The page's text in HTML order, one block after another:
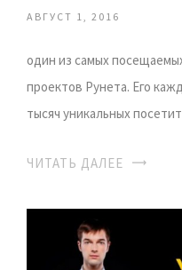
АВГУСТ 1, 2016
один из самых
проектов Рунета. Его
тысяч уникальных
ЧИТАТЬ ДАЛЕЕ